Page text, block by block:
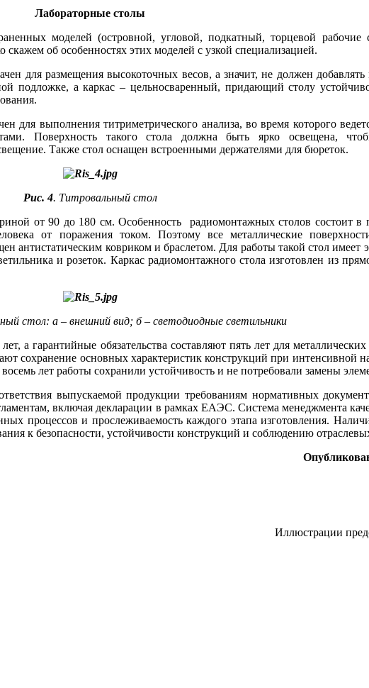
Лабораторные столы
моделей (островной, угловой, подкатный, торцевой
об особенностях этих моделей с узкой специализацией.
для размещения высокоточных весов, а значит, не должен
подложке, а каркас – цельносваренный, придающий столу
выполнения титриметрического анализа, во время которого
Поверхность такого стола должна быть ярко освещена,
Также стол оснащен встроенными держателями для бюреток.
Рис. 4. Титровальный стол
от 90 до 180 см. Особенность радиомонтажных столов состоит
от поражения током. Поэтому все металлические
антистатическим ковриком и браслетом. Для работы такой стол
и розеток. Каркас радиомонтажного стола изготовлен из
стол: а – внешний вид; б – светодиодные светильники
а гарантийные обязательства составляют пять лет для
сохранение основных характеристик конструкций при интенсивной
лет работы сохранили устойчивость и не потребовали замены
выпускаемой продукции требованиям нормативных
включая декларации в рамках ЕАЭС. Система менеджмента
процессов и прослеживаемость каждого этапа изготовления.
к безопасности, устойчивости конструкций и соблюдению
Иллюстрации